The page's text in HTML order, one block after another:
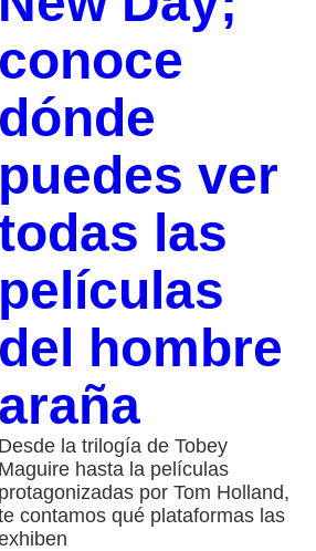
conoce
dónde
puedes ver
las
películas
del hombre
araña
Desde la trilogía de Tobey
Maguire hasta la películas
protagonizadas por Tom Holland,
contamos qué plataformas las